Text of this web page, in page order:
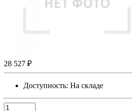
28 527 ₽
Доступность: На складе